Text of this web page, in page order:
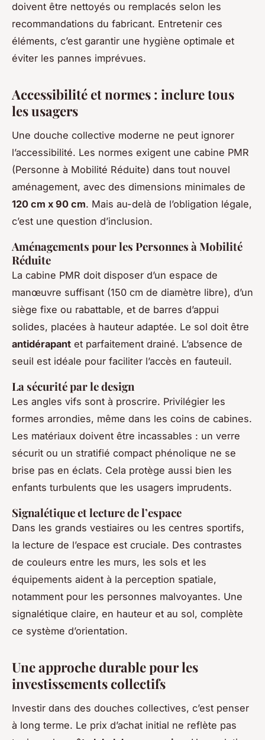
doivent être nettoyés ou remplacés selon les
recommandations du fabricant. Entretenir ces
éléments, c’est garantir une hygiène optimale et
éviter les pannes imprévues.
Accessibilité et normes : inclure tous
les usagers
Une douche collective moderne ne peut ignorer
l’accessibilité. Les normes exigent une cabine PMR
(Personne à Mobilité Réduite) dans tout nouvel
aménagement, avec des dimensions minimales de
120 cm x 90 cm. Mais au-delà de l’obligation légale,
c’est une question d’inclusion.
Aménagements pour les Personnes à Mobilité
Réduite
La cabine PMR doit disposer d’un espace de
manœuvre suffisant (150 cm de diamètre libre), d’un
siège fixe ou rabattable, et de barres d’appui
solides, placées à hauteur adaptée. Le sol doit être
antidérapant et parfaitement drainé. L’absence de
seuil est idéale pour faciliter l’accès en fauteuil.
La sécurité par le design
Les angles vifs sont à proscrire. Privilégier les
formes arrondies, même dans les coins de cabines.
Les matériaux doivent être incassables : un verre
sécurit ou un stratifié compact phénolique ne se
brise pas en éclats. Cela protège aussi bien les
enfants turbulents que les usagers imprudents.
Signalétique et lecture de l’espace
Dans les grands vestiaires ou les centres sportifs,
la lecture de l’espace est cruciale. Des contrastes
de couleurs entre les murs, les sols et les
équipements aident à la perception spatiale,
notamment pour les personnes malvoyantes. Une
signalétique claire, en hauteur et au sol, complète
ce système d’orientation.
Une approche durable pour les
investissements collectifs
Investir dans des douches collectives, c’est penser
à long terme. Le prix d’achat initial ne reflète pas